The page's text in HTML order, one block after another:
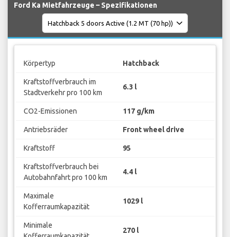
Ford Ka Mietfahrzeuge – Spezifikationen
Körpertyp Hatchback
Kraftstoffverbrauch im
Stadtverkehr pro 100 km
6.3 l
CO2-Emissionen 117 g/km
Antriebsräder Front wheel drive
Kraftstoff 95
Kraftstoffverbrauch bei
Autobahnfahrt pro 100 km
4.4 l
Maximale
Kofferraumkapazität
1029 l
Minimale
270 l